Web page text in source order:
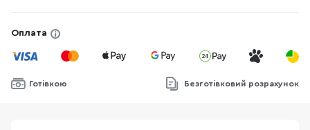
Оплата
Готівкою Безготівковий розрахунок